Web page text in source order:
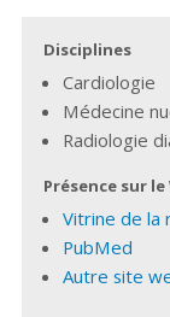
Disciplines
Cardiologie
Médecine
Radiologie
Présence sur le
Vitrine de la
PubMed
Autre site